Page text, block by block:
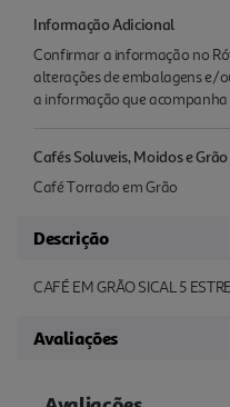
Informação Adicional
Confirmar a informação no
alterações de embalagens e/
a informação que
Cafés Soluveis, Moidos e Grão
Café Torrado em Grão
Descrição
CAFÉ EM GRÃO SICAL 5
Avaliações